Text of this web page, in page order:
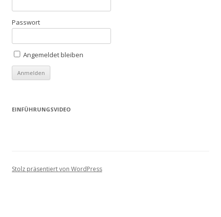
Passwort
Angemeldet bleiben
EINFÜHRUNGSVIDEO
Stolz präsentiert von WordPress